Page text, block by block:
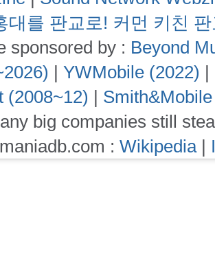
대를 판교로! 커먼 키친
sponsored by : Beyond
| YWMobile (2022) |
(2008~12) |
big companies still
: Wikipedia|